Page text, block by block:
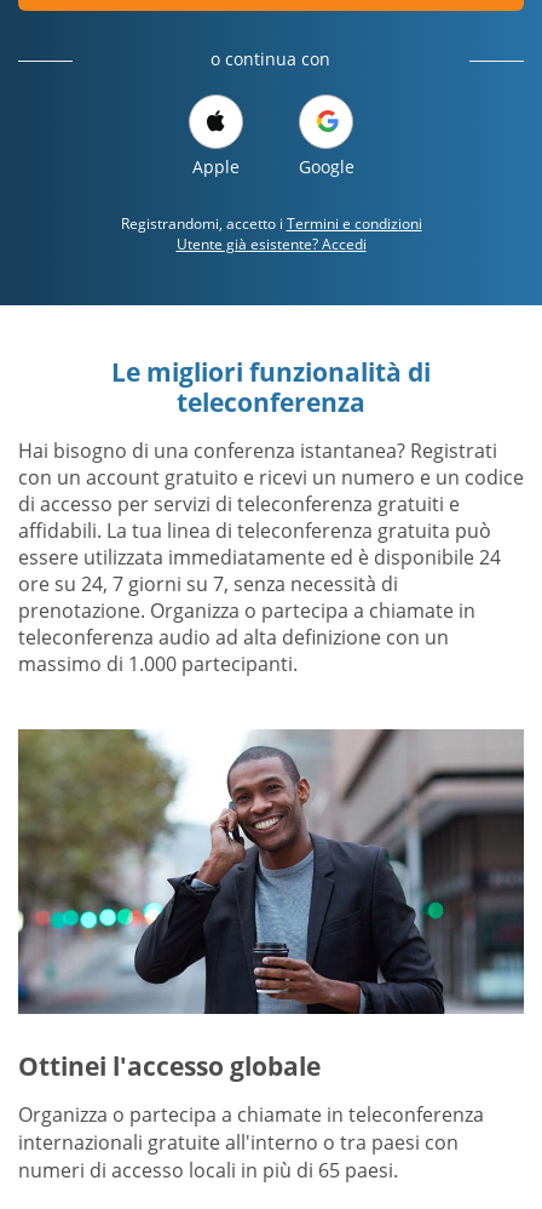
o continua con
Apple Google
Registrandomi, accetto i Termini e condizioni
Utente già esistente? Accedi
Le migliori funzionalità di
teleconferenza
Hai bisogno di una conferenza istantanea? Registrati
con un account gratuito e ricevi un numero e un codice
di accesso per servizi di teleconferenza gratuiti e
affidabili. La tua linea di teleconferenza gratuita può
essere utilizzata immediatamente ed è disponibile 24
ore su 24, 7 giorni su 7, senza necessità di
prenotazione. Organizza o partecipa a chiamate in
teleconferenza audio ad alta definizione con un
massimo di 1.000 partecipanti.
Ottinei l'accesso globale
Organizza o partecipa a chiamate in teleconferenza
internazionali gratuite all'interno o tra paesi con
numeri di accesso locali in più di 65 paesi.